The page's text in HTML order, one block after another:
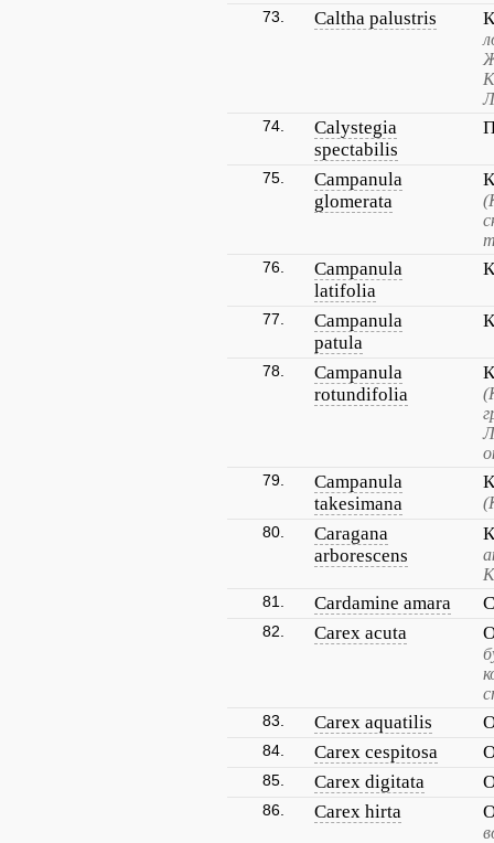
73. Caltha palustris
74.
Calystegia
spectabilis
75.
Campanula
glomerata
76.
Campanula
latifolia
77.
Campanula
patula
78.
Campanula
rotundifolia
79.
Campanula
takesimana
80.
Caragana
arborescens
81. Cardamine amara
82. Carex acuta
83. Carex aquatilis
84. Carex cespitosa
85. Carex digitata
86. Carex hirta